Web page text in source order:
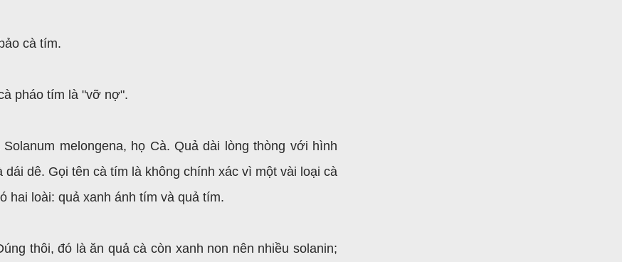
cà tím.
pháo tím là "vỡ nợ".
melongena, họ Cà. Quả dài lòng thòng với hình
dê. Gọi tên cà tím là không chính xác vì một vài loại cà
hai loài: quả xanh ánh tím và quả tím.
thôi, đó là ăn quả cà còn xanh non nên nhiều solanin;